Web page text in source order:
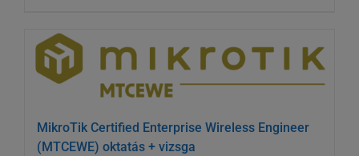
MikroTik Certified Enterprise Wireless Engineer
(MTCEWE) oktatás + vizsga